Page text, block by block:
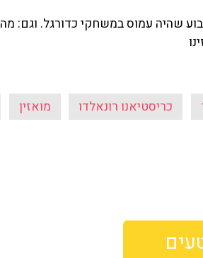
שהיה עמוס במשחקי כדורגל. וגם:
כריסטיאנו רונאלדו מואזין